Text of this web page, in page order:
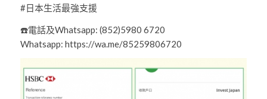
#日本生活最強支援
☎️電話及Whatsapp: (852)5980 6720
Whatsapp: https://wa.me/85259806720